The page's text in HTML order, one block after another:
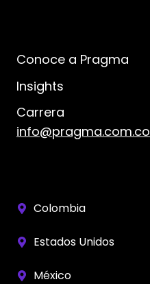
Conoce a Pragma
Insights
Carrera
info@pragma.com.co
Colombia
Estados Unidos
México